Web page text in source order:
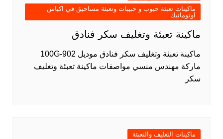
ماكينات تعبئة حبوب و حبيبات وتعبئة مساحيق في اكياس
اوتوماتيك
ماكينة تعبئة وتغليف سكر فنادق
ماكينة تعبئة وتغليف سكر فنادق موديل 902-100G
ماركة مهندس منسي مواصفات ماكينة تعبئة وتغليف
سكر
ماكينات التغليف والتعبئة